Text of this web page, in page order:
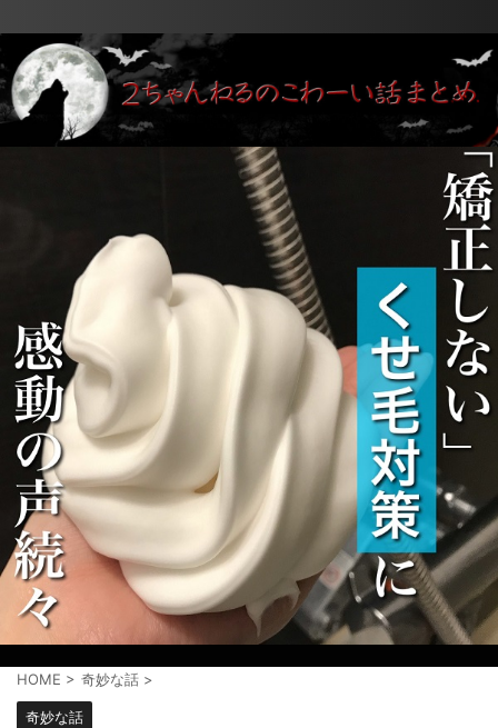
HOME > 奇妙な話 >
奇妙な話